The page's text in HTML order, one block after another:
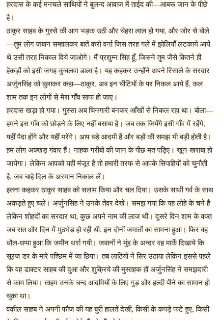
हरदास के कई मनचले साथियों ने बुलन्द आवाज में ताईद की—आबरू जान के पीछे
है।
ठाकुर साहब के गुस्से की आग भड़क उठी और चेहरा लाल हो गया, और जोर से बोले
—तुम लोग जबान सम्हालकर बातें करो वर्ना जिस तरह गले में झोलियॉँ लटकाये आये
थे उसी तरह निकाल दिये जाओगे। मैं प्रद्युम्न सिंह हूँ, जिसने तुम जैसे कितने ही
हेकड़ों को इसी जगह कुचलवा डाला है। यह कहकर उन्होंने अपने रिसाले के सरदार
अर्जुनसिंह को बुलाकर कहा—ठाकुर, अब इन चीटियों के पर निकल आये हैं, कल
शाम तक इन लोगों से मेरा गॉँव साफ हो जाए।
हरदास खड़ा हो गया। गुस्सा अब चिनगारी बनकर आँखों से निकल रहा था। बोला—
हमने इस गॉँव को छोड़ने के लिए नहीं बसाया है। जब तक जियेंगे इसी गॉँव में रहेंगे,
यहीं पैदा होंगे और यहीं मरेंगे। आप बड़े आदमी हैं और बड़ों की समझ भी बड़ी होती है।
हम लोग अक्खड़ गंवार हैं। नाहक गरीबों की जान के पीछ मत पड़िए। खून-खराबा हो
जायेगा। लेकिन आपको यही मंजूर है तो हमारी तरफ से आपके सिपाहियों को चुनौती
है, जब चाहे दिल के अरमान निकाल लें।
इतना कहकर ठाकुर साहब को सलाम किया और चल दिया। उसके साथी गर्व के साथ
अकड़ते हुए चले। अर्जुनसिंह ने उनके तेवर देखे। समझ गया कि यह लोहे के चने हैं
लेकिन शोहदों का सरदार था, कुछ अपने नाम की लाज थी। दूसरे दिन शाम के वक्त
जब रात और दिन में मुठभेड़ हो रही थी, इन दोनों जमातों का सामना हुआ। फिर वह
धौल-धप्पा हुआ कि जमीन थर्रा गयी। जबानों ने मुंह के अन्दर वह मार्के दिखाये कि
सूरज डर के मारे पश्छिम में जा छिपा। तब लाठियों ने सिर उठाया लेकिन इससे पहले
कि वह डाक्टर साहब की दुआ और शुक्रिये की मुस्तहक हों अर्जुनसिंह ने समझदारी
से काम लिया। ताहम उनके चन्द आदमियों के लिए गुड़ और हल्दी पीने का सामान हो
चुका था।
वकील साहब ने अपनी फौज की यह बुरी हालतें देखीं, किसी के कपड़े फटे हुए, किसी